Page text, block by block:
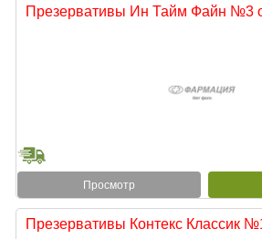
Презервативы Ин Тайм Файн №3
Просмотр
Презервативы Контекс Классик